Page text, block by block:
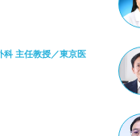
科 主任教授／東京医